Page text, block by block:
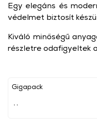
Gigapack
Egy elegáns és
védelmet biztosít
Kiváló minőségű
részletre odafigyeltek